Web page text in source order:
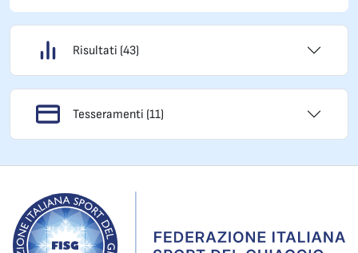
Risultati (43)
Tesseramenti (11)